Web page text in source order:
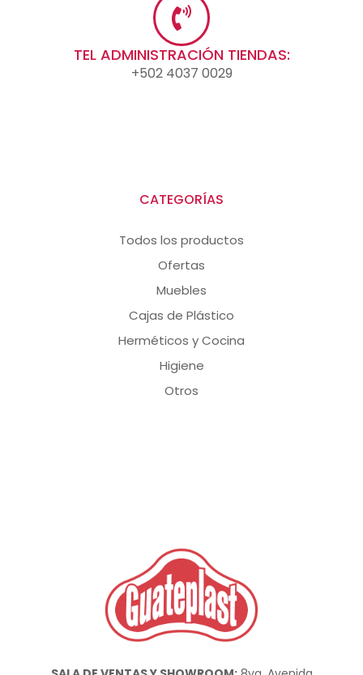
TEL ADMINISTRACIÓN TIENDAS:
+502 4037 0029
CATEGORÍAS
Todos los productos
Ofertas
Muebles
Cajas de Plástico
Herméticos y Cocina
Higiene
Otros